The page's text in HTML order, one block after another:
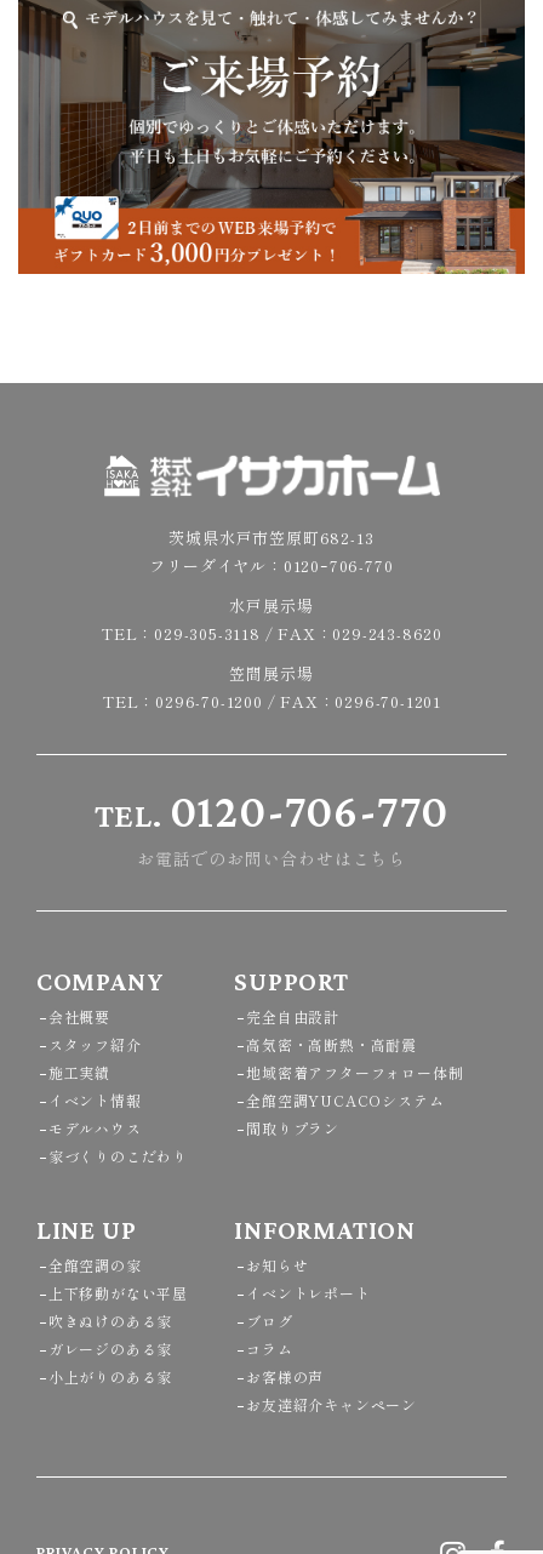
茨城県水戸市笠原町682-13
フリーダイヤル： 0120ｰ706-770
水戸展示場
TEL： 029-305-3118 / FAX：029-243-8620
笠間展示場
TEL： 0296-70-1200 / FAX：0296-70-1201
TEL. 0120-706-770
お電話でのお問い合わせはこちら
COMPANY
会社概要
スタッフ紹介
施工実績
イベント情報
モデルハウス
家づくりのこだわり
SUPPORT
完全自由設計
高気密・高断熱・高耐震
地域密着アフターフォロー体制
全館空調YUCACOシステム
間取りプラン
LINE UP
全館空調の家
上下移動がない平屋
吹きぬけのある家
ガレージのある家
小上がりのある家
INFORMATION
お知らせ
イベントレポート
ブログ
コラム
お客様の声
お友達紹介キャンペーン